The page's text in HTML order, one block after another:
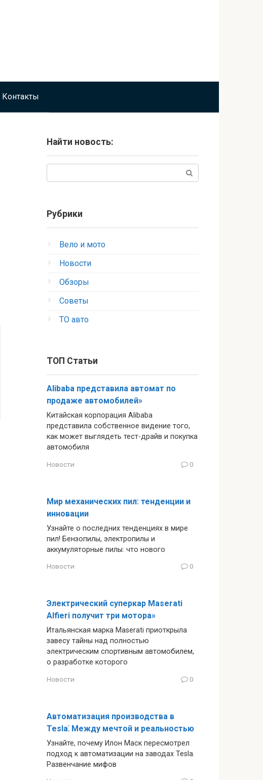
Контакты
Найти новость:
Рубрики
Вело и мото
Новости
Обзоры
Советы
ТО авто
ТОП Статьи
Alibaba представила автомат по
продаже автомобилей»
Китайская корпорация Alibaba
представила собственное видение того,
как может выглядеть тест-драйв и покупка
автомобиля
Новости 0
Мир механических пил: тенденции и
инновации
Узнайте о последних тенденциях в мире
пил! Бензопилы, электропилы и
аккумуляторные пилы: что нового
Новости 0
Электрический суперкар Maserati
Alfieri получит три мотора»
Итальянская марка Maserati приоткрыла
завесу тайны над полностью
электрическим спортивным автомобилем,
о разработке которого
Новости 0
Автоматизация производства в
Tesla⁚ Между мечтой и реальностью
Узнайте, почему Илон Маск пересмотрел
подход к автоматизации на заводах Tesla.
Развенчание мифов